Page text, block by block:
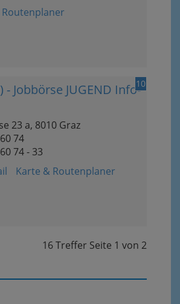
10
- Jobbörse JUGEND Info-
23 a, 8010 Graz
74
74 - 33
Karte & Routenplaner
16 Treffer Seite 1 von 2